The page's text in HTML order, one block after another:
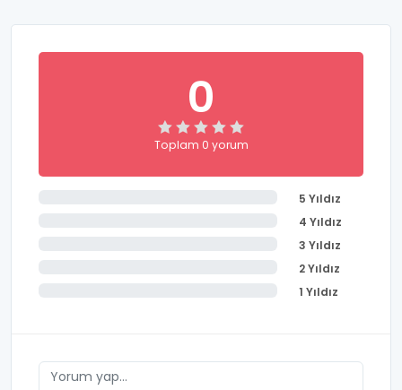
0
Toplam 0 yorum
5 Yıldız
4 Yıldız
3 Yıldız
2 Yıldız
1 Yıldız